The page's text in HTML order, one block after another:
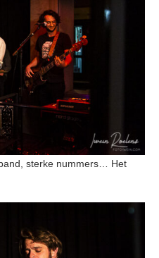
sterke nummers… Het